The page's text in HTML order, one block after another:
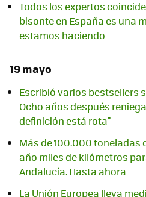
Todos los expertos
bisonte en España es una
estamos haciendo
19 mayo
Escribió varios bestsellers
Ocho años después
definición está rota"
Más de 100.000 toneladas
año miles de kilómetros
Andalucía. Hasta ahora
La Unión Europea lleva